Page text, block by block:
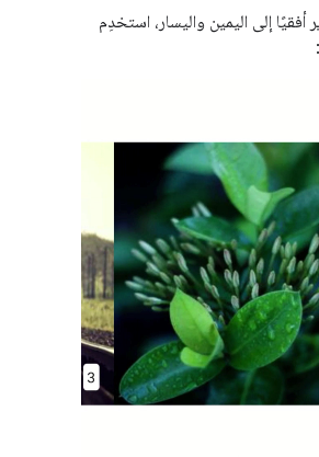
أفقيًا إلى اليمين واليسار، استخدِم
: